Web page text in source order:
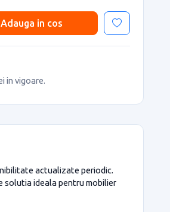
Adauga in cos
in vigoare.
actualizate periodic.
solutia ideala pentru mobilier